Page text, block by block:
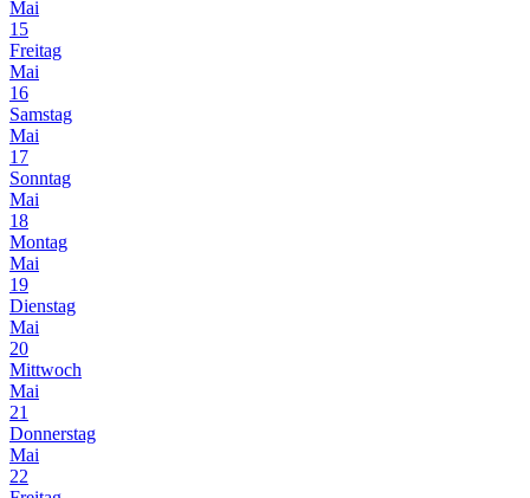
Mai
15
Freitag
Mai
16
Samstag
Mai
17
Sonntag
Mai
18
Montag
Mai
19
Dienstag
Mai
20
Mittwoch
Mai
21
Donnerstag
Mai
22